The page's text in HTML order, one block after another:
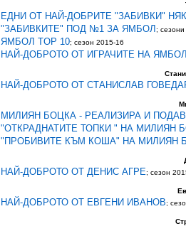
ЕДНИ ОТ НАЙ-ДОБРИТЕ "ЗАБИВКИ"
"ЗАБИВКИТЕ" ПОД №1 ЗА ЯМБОЛ ;
ЯМБОЛ TOP 10; сезон 2015-16
НАЙ-ДОБРОТО ОТ ИГРАЧИТЕ НА
НАЙ-ДОБРОТО ОТ СТАНИСЛАВ
МИЛИЯН БОЦКА - РЕАЛИЗИРА И
"ОТКРАДНАТИТЕ ТОПКИ " НА МИЛИЯН
"ПРОБИВИТЕ КЪМ КОША" НА МИЛИЯН
НАЙ-ДОБРОТО ОТ ДЕНИС АГРЕ; сезон
НАЙ-ДОБРОТО ОТ ЕВГЕНИ ИВАНОВ;